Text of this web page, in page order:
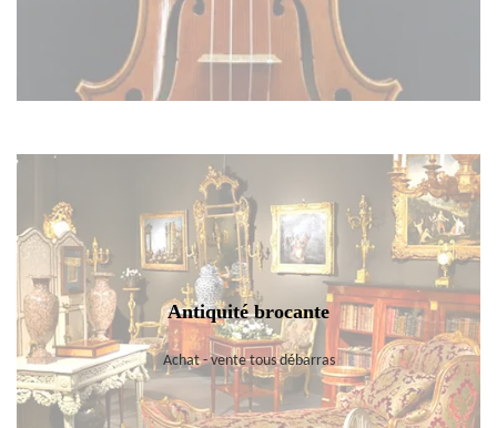
Antiquité brocante
Achat - vente tous débarras